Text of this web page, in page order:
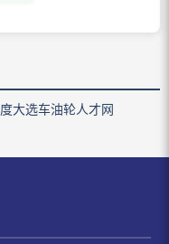
大选车油轮人才网